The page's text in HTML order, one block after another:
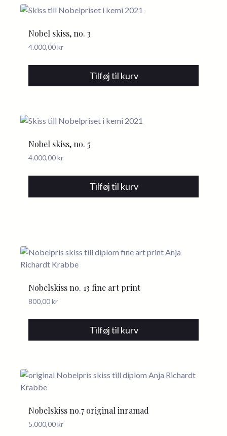
Nobel skiss, no. 3
4.000,00kr
Tilføj til kurv
Nobel skiss, no. 5
4.000,00kr
Tilføj til kurv
Nobelskiss no. 13 fine art print
800,00kr
Tilføj til kurv
Nobelskiss no.7 original inramad
5.000,00kr